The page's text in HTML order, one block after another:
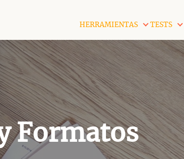
HERRAMIENTAS TESTS
Formatos